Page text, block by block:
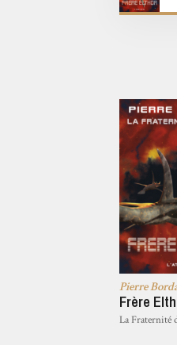
Pierre
Frère
La Fraternité